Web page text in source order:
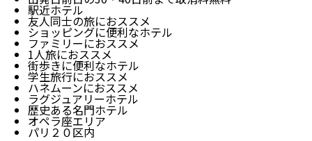
駅近ホテル
友人同士の旅におススメ
ショッピングに便利なホテル
ファミリーにおススメ
1人旅におススメ
街歩きに便利なホテル
学生旅行におススメ
ハネムーンにおススメ
ラグジュアリーホテル
歴史ある名門ホテル
オペラ座エリア
パリ２０区内